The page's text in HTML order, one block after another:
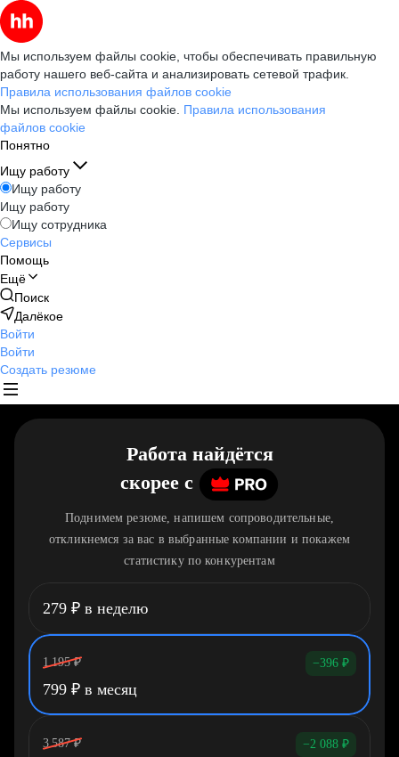
Мы используем файлы cookie, чтобы обеспечивать правильную
работу нашего веб-сайта и анализировать сетевой трафик.
Правила использования файлов cookie
Мы используем файлы cookie. Правила использования
файлов cookie
Понятно
Ищу работу
Ищу работу
Ищу работу
Ищу сотрудника
Сервисы
Помощь
Ещё
Поиск
Далёкое
Войти
Войти
Создать резюме
Работа найдётся
скорее c
Поднимем резюме, напишем сопроводительные,
откликнемся за вас в выбранные компании и покажем
статистику по конкурентам
279 ₽ в неделю
1 195 ₽ −396 ₽
799 ₽ в месяц
3 587 ₽ −2 088 ₽